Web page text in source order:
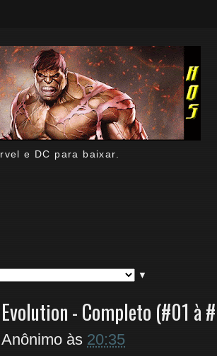
e DC para baixar.
▼
- Completo (#01 à
Anônimo às 20:35